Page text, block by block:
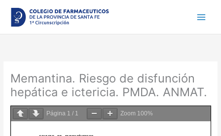
contenido
Memantina. Riesgo de disfunción
hepática e ictericia. PMDA. ANMAT.
Página 1 / 1 Zoom 100%